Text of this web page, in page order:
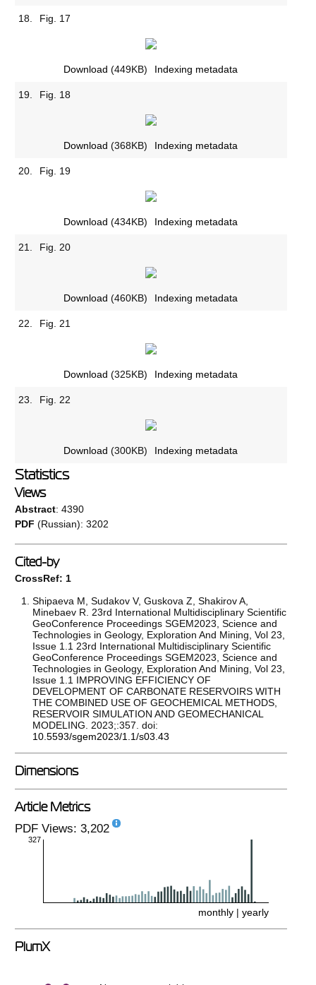
18. Fig. 17
Download (449KB) Indexing metadata
19. Fig. 18
Download (368KB) Indexing metadata
20. Fig. 19
Download (434KB) Indexing metadata
21. Fig. 20
Download (460KB) Indexing metadata
22. Fig. 21
Download (325KB) Indexing metadata
23. Fig. 22
Download (300KB) Indexing metadata
Statistics
Views
Abstract: 4390
PDF (Russian): 3202
Cited-by
CrossRef: 1
Shipaeva M, Sudakov V, Guskova Z, Shakirov A,
Minebaev R. 23rd International Multidisciplinary Scientific
GeoConference Proceedings SGEM2023, Science and
Technologies in Geology, Exploration And Mining, Vol 23,
Issue 1.1 23rd International Multidisciplinary Scientific
GeoConference Proceedings SGEM2023, Science and
Technologies in Geology, Exploration And Mining, Vol 23,
Issue 1.1 IMPROVING EFFICIENCY OF
DEVELOPMENT OF CARBONATE RESERVOIRS WITH
THE COMBINED USE OF GEOCHEMICAL METHODS,
RESERVOIR SIMULATION AND GEOMECHANICAL
MODELING. 2023;:357. doi:
10.5593/sgem2023/1.1/s03.43
Dimensions
Article Metrics
PDF Views: 3,202
327
monthly |yearly
PlumX